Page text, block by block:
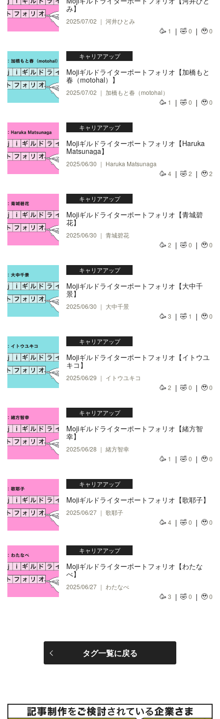
み】
2025/07/02 ｜ 河井ひとみ
🥳 1 🤣0 🥹0
キャリアアップ
Mojiギルドライターポートフォリオ【加橋もと
春（motohal）】
2025/07/02 ｜ 加橋もと春（motohal）
🥳 1 🤣0 🥹0
キャリアアップ
Mojiギルドライターポートフォリオ【Haruka
Matsunaga】
2025/06/30 ｜ Haruka Matsunaga
🥳 4 🤣2 🥹2
キャリアアップ
Mojiギルドライターポートフォリオ【青城碧
花】
2025/06/30 ｜ 青城碧花
🥳 2 🤣0 🥹0
キャリアアップ
Mojiギルドライターポートフォリオ【大中千
景】
2025/06/30 ｜ 大中千景
🥳 3 🤣 1 🥹0
キャリアアップ
Mojiギルドライターポートフォリオ【イトウユ
キコ】
2025/06/29 ｜ イトウユキコ
🥳 2 🤣0 🥹0
キャリアアップ
Mojiギルドライターポートフォリオ【緒方智
幸】
2025/06/28 ｜ 緒方智幸
🥳 1 🤣0 🥹0
キャリアアップ
Mojiギルドライターポートフォリオ【歌耶子】
2025/06/27 ｜ 歌耶子
🥳 4 🤣0 🥹0
キャリアアップ
Mojiギルドライターポートフォリオ【わたな
べ】
2025/06/27 ｜ わたなべ
🥳 3 🤣0 🥹0
タグ一覧に戻る